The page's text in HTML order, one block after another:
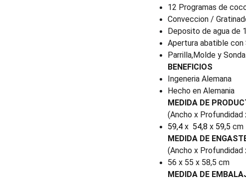
12 Programas de
Conveccion /
Deposito de agua de
Apertura abatible
Parrilla,Molde y Sonda
BENEFICIOS
Ingeneria Alemana
Hecho en Alemania
MEDIDA DE
(Ancho x Profundidad
59,4 x 54,8 x 59,5 cm
MEDIDA DE
(Ancho x Profundidad
56 x 55 x 58,5 cm
MEDIDA DE